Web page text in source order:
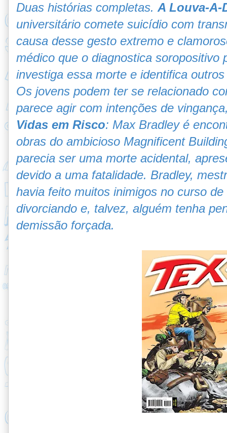
Duas histórias completas. A Louva-A-
universitário comete suicídio com
causa desse gesto extremo e
médico que o diagnostica soropositivo
investiga essa morte e identifica
Os jovens podem ter se relacionado
parece agir com intenções de
Vidas em Risco: Max Bradley é
obras do ambicioso Magnificent
parecia ser uma morte acidental,
devido a uma fatalidade. Bradley,
havia feito muitos inimigos no curso
divorciando e, talvez, alguém tenha
demissão forçada.